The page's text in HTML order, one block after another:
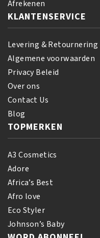
Afrekenen
KLANTENSERVICE
Levering & Retournering
Algemene voorwaarden
Privacy Beleid
Over ons
Contact Us
Blog
TOPMERKEN
A3 Cosmetics
Adore
Africa’s Best
Afro love
Eco Styler
Johnson’s Baby